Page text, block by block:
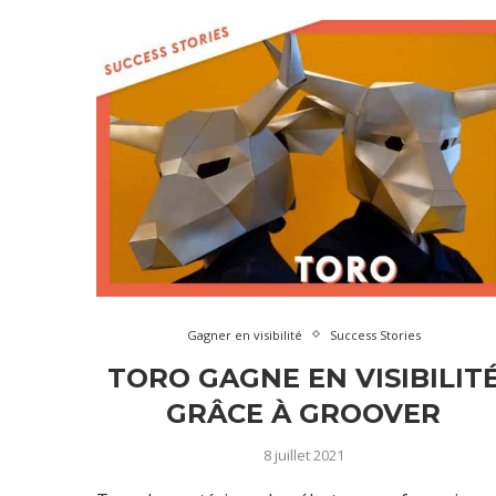
Gagner en visibilité Success Stories
TORO GAGNE EN
GRÂCE À GROOVER
8 juillet 2021